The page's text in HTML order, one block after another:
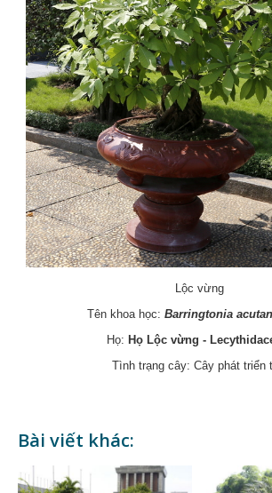
Lộc vừng
Tên khoa học: Barringtonia
Họ: Họ Lộc vừng -
Tình trạng cây: Cây phát triển
Bài viết khác: